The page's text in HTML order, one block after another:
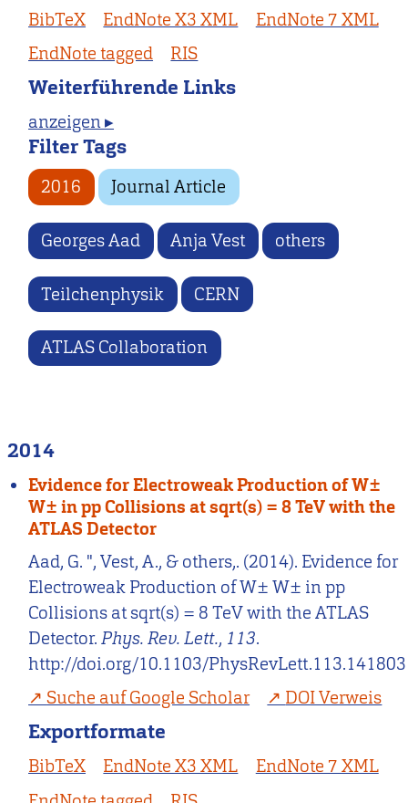
BibTeX EndNote X3 XML
EndNote 7 XML
EndNote tagged
RIS
Weiterführende Links
anzeigen ▸
Filter Tags
2016 Journal Article
Georges Aad Anja Vest others
Teilchenphysik CERN
ATLAS Collaboration
2014
Evidence for Electroweak Production of W±
W± in pp Collisions at sqrt(s) = 8 TeV with the
ATLAS Detector
Aad, G. ", Vest, A., & others,. (2014). Evidence for
Electroweak Production of W± W± in pp
Collisions at sqrt(s) = 8 TeV with the ATLAS
Detector.Phys. Rev. Lett., 113.
http://doi.org/10.1103/PhysRevLett.113.141803
Suche auf Google Scholar
DOI Verweis
Exportformate
BibTeX EndNote X3 XML
EndNote 7 XML